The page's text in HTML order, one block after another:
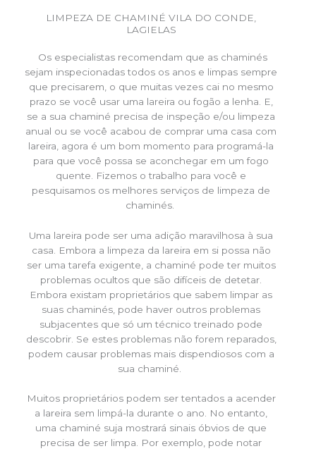
LIMPEZA DE CHAMINÉ VILA DO CONDE,
LAGIELAS
Os especialistas recomendam que as chaminés
sejam inspecionadas todos os anos e limpas sempre
que precisarem, o que muitas vezes cai no mesmo
prazo se você usar uma lareira ou fogão a lenha. E,
se a sua chaminé precisa de inspeção e/ou limpeza
anual ou se você acabou de comprar uma casa com
lareira, agora é um bom momento para programá-la
para que você possa se aconchegar em um fogo
quente. Fizemos o trabalho para você e
pesquisamos os melhores serviços de limpeza de
chaminés.
Uma lareira pode ser uma adição maravilhosa à sua
casa. Embora a limpeza da lareira em si possa não
ser uma tarefa exigente, a chaminé pode ter muitos
problemas ocultos que são difíceis de detetar.
Embora existam proprietários que sabem limpar as
suas chaminés, pode haver outros problemas
subjacentes que só um técnico treinado pode
descobrir. Se estes problemas não forem reparados,
podem causar problemas mais dispendiosos com a
sua chaminé.
Muitos proprietários podem ser tentados a acender
a lareira sem limpá-la durante o ano. No entanto,
uma chaminé suja mostrará sinais óbvios de que
precisa de ser limpa. Por exemplo, pode notar